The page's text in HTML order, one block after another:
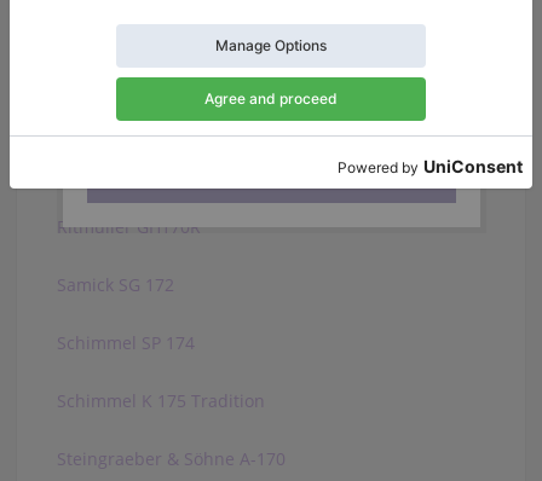
Mason & Hamlin A
Ritmüller GH170R
Samick SG 172
Schimmel SP 174
Schimmel K 175 Tradition
Steingraeber & Söhne A-170
This site is protected by reCAPTCHA and the Google
Privacy PolicyandTerms of Serviceapply.